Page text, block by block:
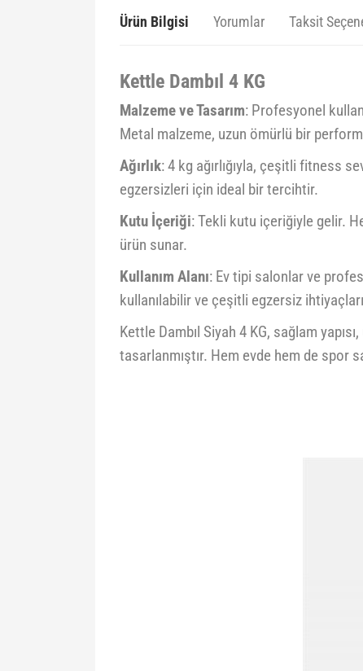
Ürün Bilgisi Yorumlar Taksit
Kettle Dambıl 4 KG
Malzeme ve Tasarım: Profesyonel
Metal malzeme, uzun ömürlü bir
Ağırlık: 4 kg ağırlığıyla, çeşitli fitness
egzersizleri için ideal bir tercihtir.
Kutu İçeriği: Tekli kutu içeriğiyle gelir.
ürün sunar.
Kullanım Alanı: Ev tipi salonlar ve
kullanılabilir ve çeşitli egzersiz
Kettle Dambıl Siyah 4 KG, sağlam
tasarlanmıştır. Hem evde hem de spor